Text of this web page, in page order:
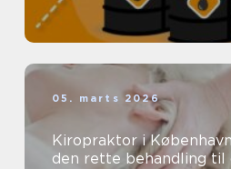
05. marts 2026
Kiropraktor i
den rette behandling til